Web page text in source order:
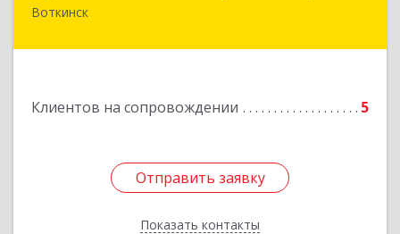
Воткинск
Клиентов на сопровождении 5
Отправить заявку
Показать контакты
Отправить заявку
Назад